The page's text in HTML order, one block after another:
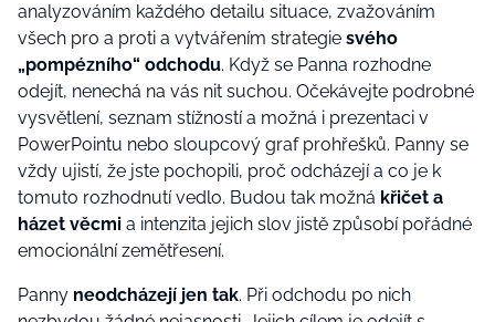
analyzováním každého detailu situace, zvažováním
všech pro a proti a vytvářením strategie svého
„pompézního“ odchodu. Když se Panna rozhodne
odejít, nenechá na vás nit suchou. Očekávejte podrobné
vysvětlení, seznam stížnostía možná i prezentaci v
PowerPointu nebo sloupcový graf prohřešků. Panny se
vždy ujistí, že jste pochopili, proč odcházejí a co je k
tomuto rozhodnutí vedlo. Budou tak možná křičet a
házet věcmi a intenzita jejich slov jistě způsobí pořádné
emocionální zemětřesení.
Panny neodcházejí jen tak. Při odchodu po nich